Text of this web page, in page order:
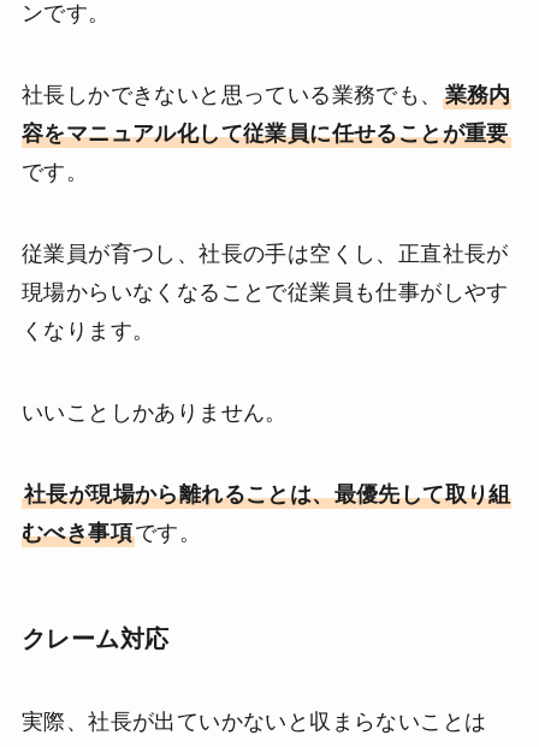
ンです。
社長しかできないと思っている業務でも、 業務内
容をマニュアル化して従業員に任せることが重要
です。
従業員が育つし、社長の手は空くし、正直社長が
現場からいなくなることで従業員も仕事がしやす
くなります。
いいことしかありません。
社長が現場から離れることは、最優先して取り組
むべき事項です。
クレーム対応
実際、社長が出ていかないと収まらないことは